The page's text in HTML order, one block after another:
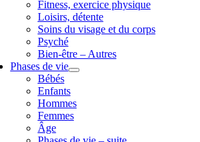
Fitness, exercice physique
Loisirs, détente
Soins du visage et du corps
Psyché
Bien-être – Autres
Phases de vie
Bébés
Enfants
Hommes
Femmes
Âge